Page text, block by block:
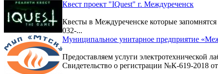
Квест проект "IQuest" г. Междуреченск
Квесты в Междуреченске которые
032-...
Муниципальное унитарное предприятие
Предоставляем услуги электротехнической
Свидетельство о регистрации №К-619-2018 от